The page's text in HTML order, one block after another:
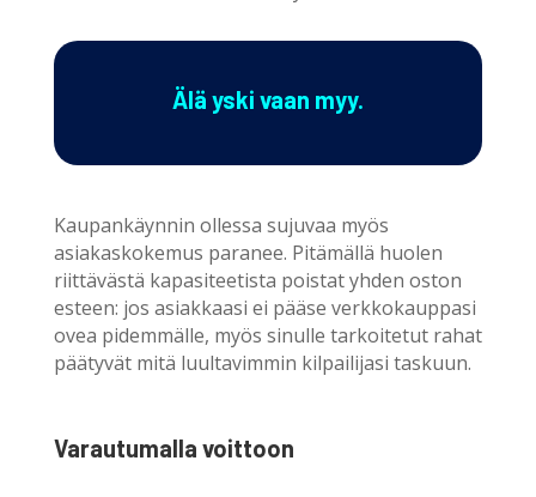
Älä yski vaan myy.
Kaupankäynnin ollessa sujuvaa myös
asiakaskokemus paranee. Pitämällä huolen
riittävästä kapasiteetista poistat yhden oston
esteen: jos asiakkaasi ei pääse verkkokauppasi
ovea pidemmälle, myös sinulle tarkoitetut rahat
päätyvät mitä luultavimmin kilpailijasi taskuun.
Varautumalla voittoon